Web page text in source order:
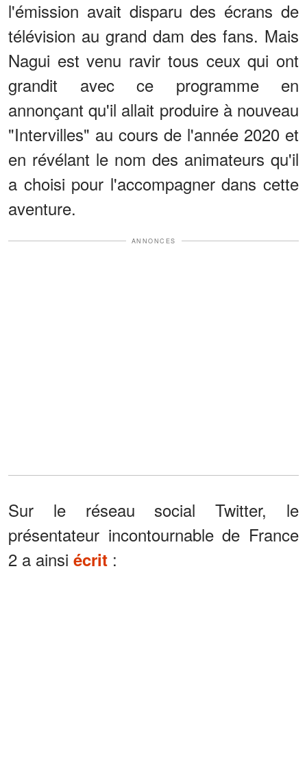
l'émission avait disparu des écrans de
télévision au grand dam des fans. Mais
Nagui est venu ravir tous ceux qui ont
grandit avec ce programme en
annonçant qu'il allait produire à nouveau
"Intervilles" au cours de l'année 2020 et
en révélant le nom des animateurs qu'il
a choisi pour l'accompagner dans cette
aventure.
ANNONCES
Sur le réseau social Twitter, le
présentateur incontournable de France
2 a ainsi écrit :